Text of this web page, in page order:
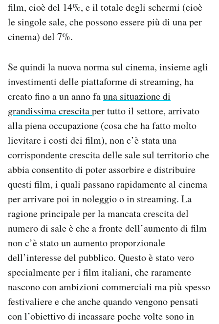
film, cioè del 14%, e il totale degli schermi (cioè
le singole sale, che possono essere più di una per
cinema) del 7%.
Se quindi la nuova norma sul cinema, insieme agli
investimenti delle piattaforme di streaming, ha
creato fino a un anno fauna situazione di
grandissima crescitaper tutto il settore, arrivato
alla piena occupazione (cosa che ha fatto molto
lievitare i costi dei film), non c’è stata una
corrispondente crescita delle sale sul territorio che
abbia consentito di poter assorbire e distribuire
questi film, i quali passano rapidamente al cinema
per arrivare poi in noleggio o in streaming. La
ragione principale per la mancata crescita del
numero di sale è che a fronte dell’aumento di film
non c’è stato un aumento proporzionale
dell’interesse del pubblico. Questo è stato vero
specialmente per i film italiani, che raramente
nascono con ambizioni commerciali ma più spesso
festivaliere e che anche quando vengono pensati
con l’obiettivo di incassare poche volte sono in